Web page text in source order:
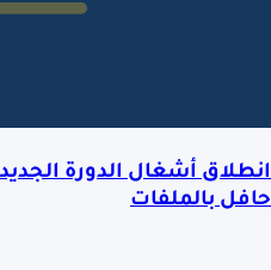
انطلاق أشغال الدورة
حافل بالملفات